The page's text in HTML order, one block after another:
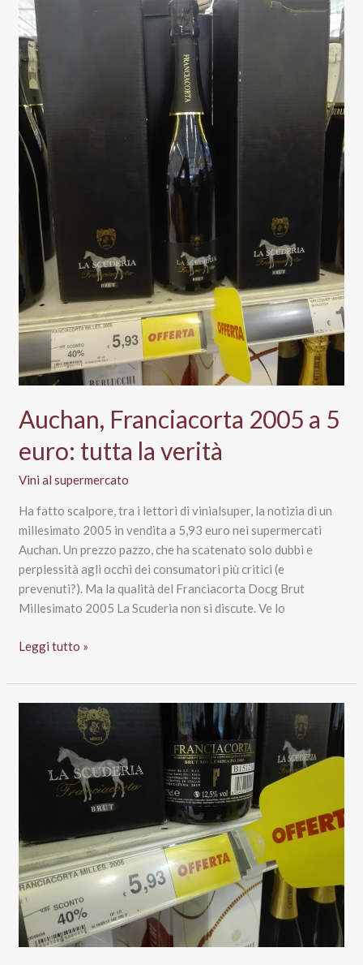
Berlucchi
Auchan, Franciacorta 2005 a 5
euro: tutta la verità
Vini al supermercato
Ha fatto scalpore, tra i lettori di vinialsuper, la notizia di un
millesimato 2005 in vendita a 5,93 euro nei supermercati
Auchan. Un prezzo pazzo, che ha scatenato solo dubbi e
perplessità agli occhi dei consumatori più critici (e
prevenuti?). Ma la qualità del Franciacorta Docg Brut
Millesimato 2005 La Scuderia non si discute. Ve lo
Auchan,
2005
a
Leggi tutto »